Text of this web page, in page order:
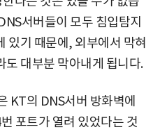
서버들이 모두 침입탐지
있기 때문에, 외부에서 막혀
도 대부분 막아내게 됩니다.
KT의 DNS서버 방화벽에
포트가 열려 있었다는 것